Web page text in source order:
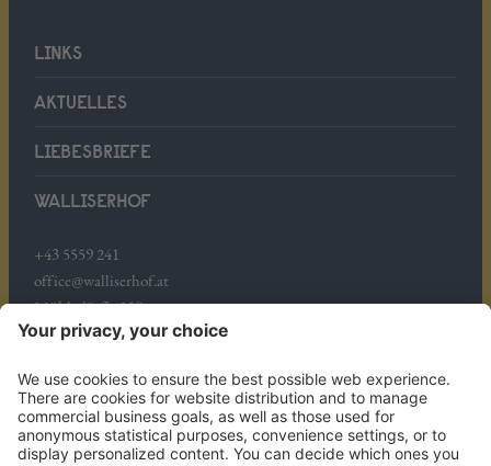
WALLISERHOF
+43 5559 241
office@walliserhof.at
Mühledörfle 158
A-6708 Brand
ANREISE
LINKS
AKTUELLES
LIEBESBRIEFE